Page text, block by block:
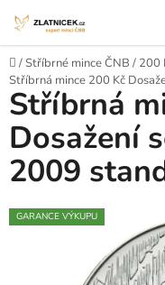
Domů
/Stříbrné mince ČNB / 200
Stříbrná mince 200 Kč
Stříbrná
Dosažení
2009
GARANCE VÝKUPU